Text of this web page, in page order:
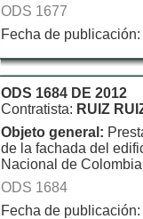
ODS 1677
Fecha de
ODS 1684 DE 2012
Contratista: RUIZ
Objeto general:
de la fachada del
Nacional de
ODS 1684
Fecha de